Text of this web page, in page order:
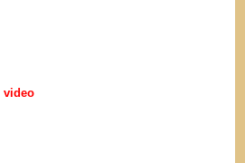
video